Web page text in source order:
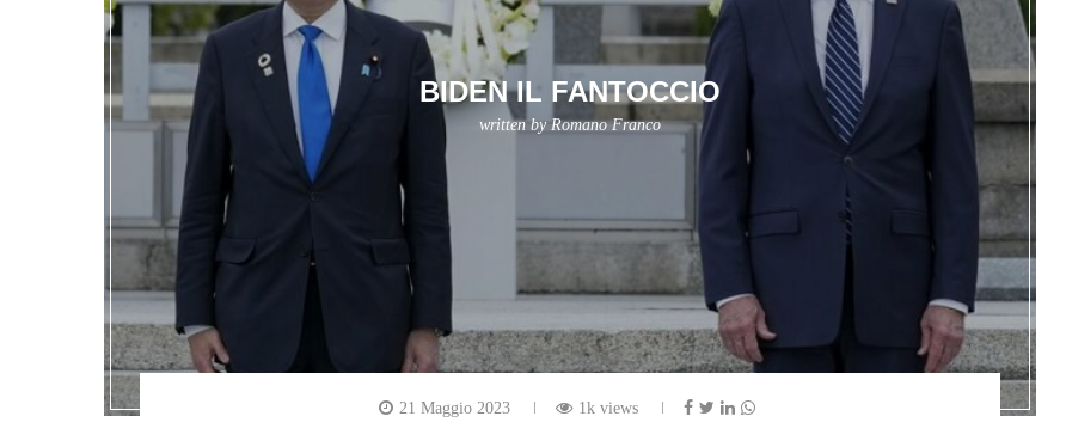
BIDEN IL FANTOCCIO
written by Romano Franco
21 Maggio 2023 1k views